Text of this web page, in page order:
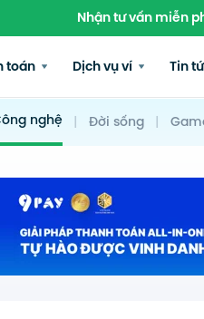
Nhận tư vấn miễn
toán Dịch vụ ví Tin
nghệ | Đời sống |